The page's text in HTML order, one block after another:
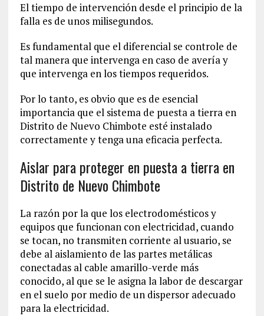
El tiempo de intervención desde el principio de la
falla es de unos milisegundos.
Es fundamental que el diferencial se controle de
tal manera que intervenga en caso de avería y
que intervenga en los tiempos requeridos.
Por lo tanto, es obvio que es de esencial
importancia que el sistema de puesta a tierra en
Distrito de Nuevo Chimbote esté instalado
correctamente y tenga una eficacia perfecta.
Aislar para proteger en puesta a tierra en
Distrito de Nuevo Chimbote
La razón por la que los electrodomésticos y
equipos que funcionan con electricidad, cuando
se tocan, no transmiten corriente al usuario, se
debe al aislamiento de las partes metálicas
conectadas al cable amarillo-verde más
conocido, al que se le asigna la labor de descargar
en el suelo por medio de un dispersor adecuado
para la electricidad.